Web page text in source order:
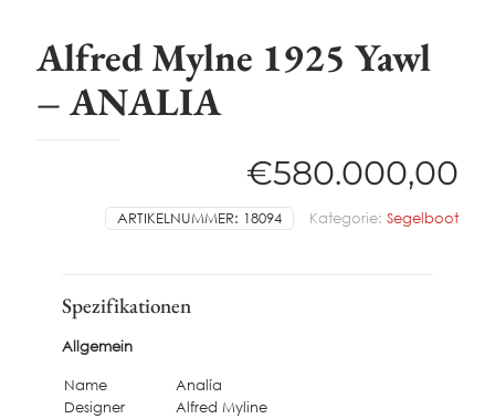
Alfred Mylne 1925 Yawl
– ANALIA
€580.000,00
ARTIKELNUMMER: 18094 Kategorie: Segelboot
Spezifikationen
Allgemein
Name
Analía
Designer
Alfred Myline